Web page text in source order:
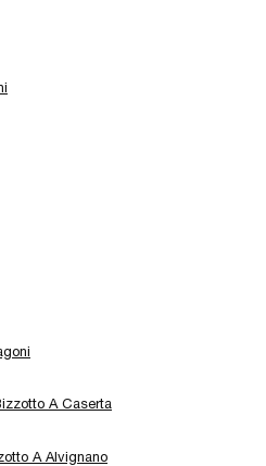
A Caserta
A Alvignano